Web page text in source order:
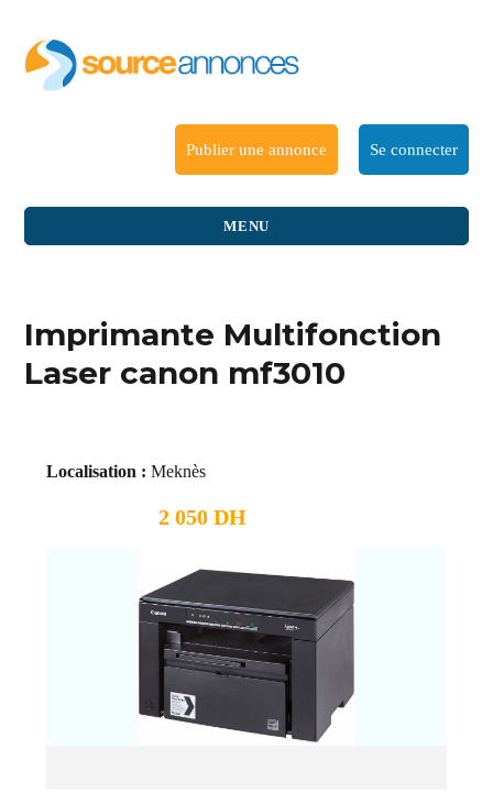
Publier une annonce Se connecter
MENU
Imprimante Multifonction
Laser canon mf3010
Localisation : Meknès
2 050 DH